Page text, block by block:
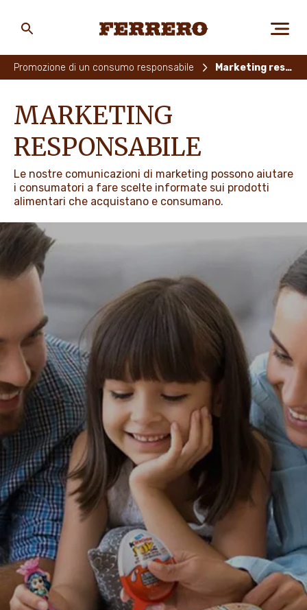
PERSONE E AMBIENTE
I NOSTRI PRODOTTI
PROMOZIONI
NEWS & MEDIA
main
Promozione di un consumo responsabile Marketing responsabile
MARKETING
RESPONSABILE
Le nostre comunicazioni di marketing possono aiutare
i consumatori a fare scelte informate sui prodotti
alimentari che acquistano e consumano.